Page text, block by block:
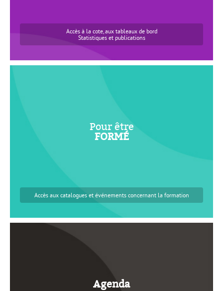
Accès à la cote, aux tableaux de bord
Statistiques et publications
Pour être
FORMÉ
Accès aux catalogues et événements concernant la formation
Nos formations
Prises en charge par l’Opcommerce
CQP
Agenda
Salons